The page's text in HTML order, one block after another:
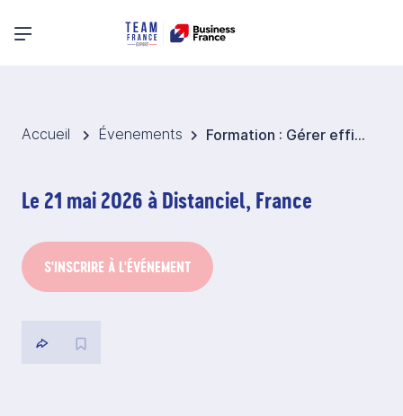
Menu principal
Accueil Évenements Formation : Gérer efficacement ses crédits documentaires
Le 21 mai 2026 à Distanciel, France
S'INSCRIRE À L'ÉVÉNEMENT